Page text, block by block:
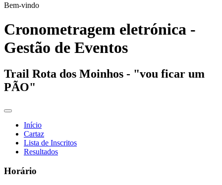
Bem-vindo
Cronometragem eletrónica -
Gestão de Eventos
Trail Rota dos Moinhos - "vou ficar um
PÃO"
Início
Cartaz
Lista de Inscritos
Resultados
Horário